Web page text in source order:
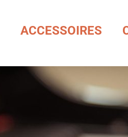
ACCESSOIRES